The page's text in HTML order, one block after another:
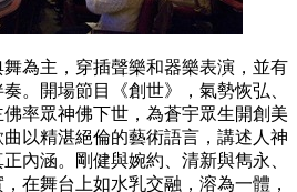
為主，穿插聲樂和器樂表演，並有
。開場節目《創世》，氣勢恢弘、
率眾神佛下世，為蒼宇眾生開創美
以精湛絕倫的藝術語言，講述人神
內涵。剛健與婉約、清新與雋永、
在舞台上如水乳交融，溶為一體，